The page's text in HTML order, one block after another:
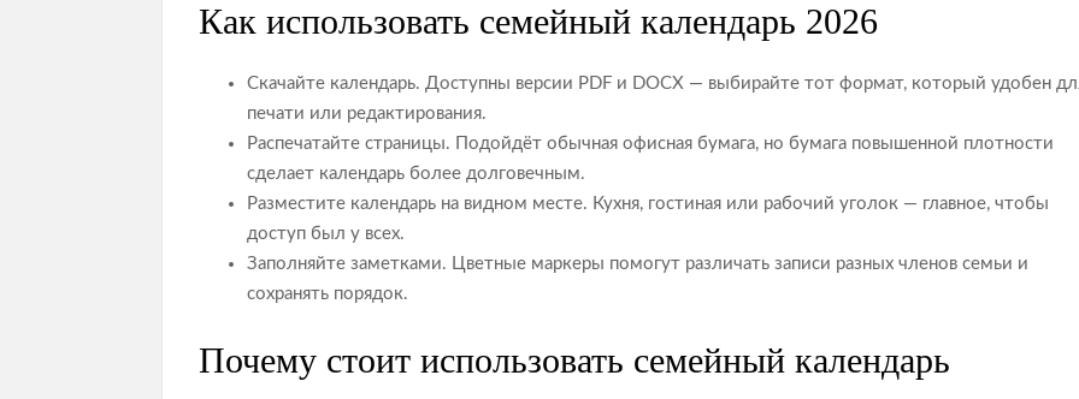
Как использовать семейный календарь 2026
Скачайте календарь. Доступны версии PDF и DOCX — выбирайте тот формат, который удобен
печати или редактирования.
Распечатайте страницы. Подойдёт обычная офисная бумага, но бумага повышенной плотности
сделает календарь более долговечным.
Разместите календарь на видном месте. Кухня, гостиная или рабочий уголок — главное, чтобы
доступ был у всех.
Заполняйте заметками. Цветные маркеры помогут различать записи разных членов семьи и
сохранять порядок.
Почему стоит использовать семейный календарь